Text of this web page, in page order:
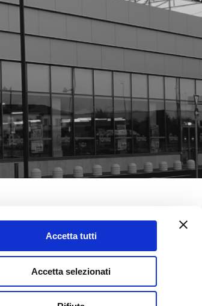
Accetta tutti
Accetta selezionati
avere un
circonda, per